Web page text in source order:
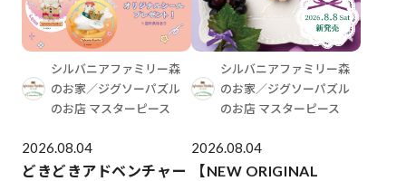
シルバニアファミリー森
のお家／ジグソーパズル
のお店 マスターピース
2026.08.04
どきどきアドベンチャー
シルバニアファミリー森
のお家／ジグソーパズル
のお店 マスターピース
2026.08.04
【NEW ORIGINAL